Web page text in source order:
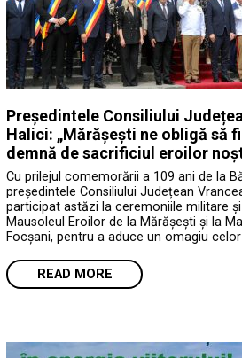
Președintele Consiliului
Halici: „Mărășești ne obligă să
demnă de sacrificiul eroilor
Cu prilejul comemorării a 109 ani de la
președintele Consiliului Județean
participat astăzi la ceremoniile militare
Mausoleul Eroilor de la Mărășești și la
Focșani, pentru a aduce un omagiu
READ MORE